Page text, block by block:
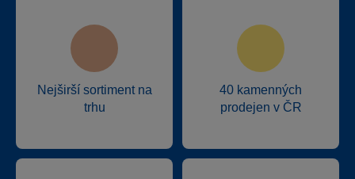
Nejširší sortiment na
trhu
40 kamenných
prodejen v ČR